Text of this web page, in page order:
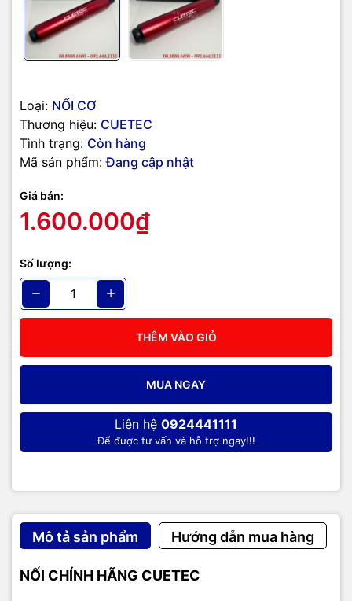
Loại: NỐI CƠ
Thương hiệu: CUETEC
Tình trạng: Còn hàng
Mã sản phẩm: Đang cập nhật
Giá bán:
1.600.000₫
Số lượng:
THÊM VÀO GIỎ
MUA NGAY
Liên hệ 0924441111
Để được tư vấn và hỗ trợ ngay!!!
Mô tả sản phẩm Hướng dẫn mua hàng
NỐI CHÍNH HÃNG CUETEC